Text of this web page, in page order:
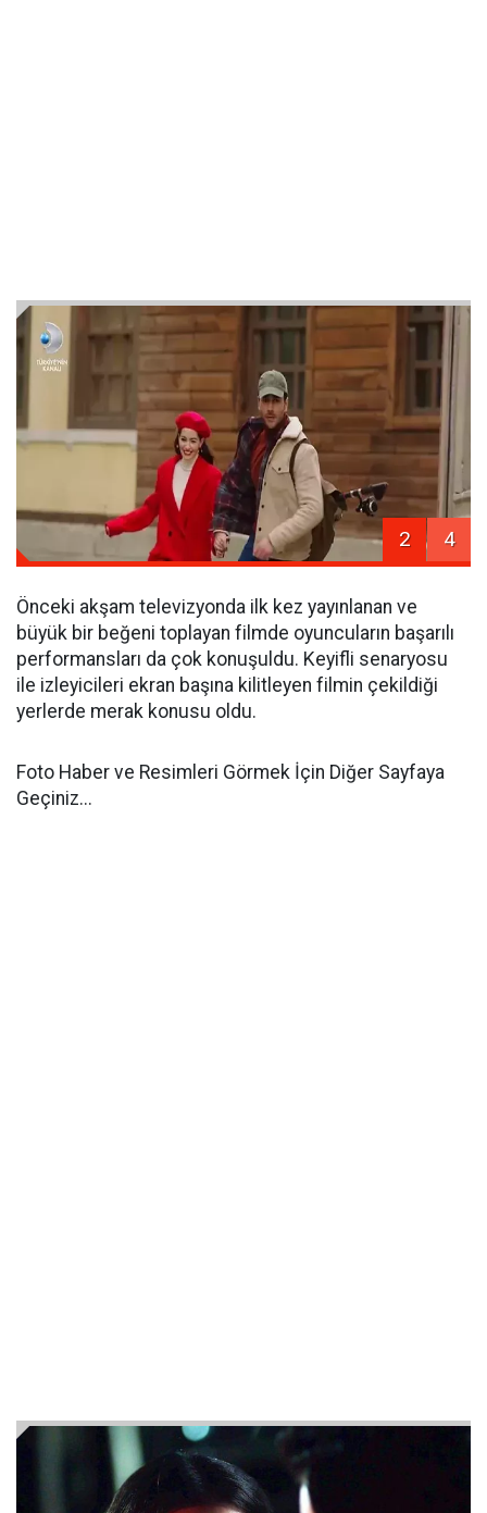
2 4
Önceki akşam televizyonda ilk kez yayınlanan ve
büyük bir beğeni toplayan filmde oyuncuların başarılı
performansları da çok konuşuldu. Keyifli senaryosu
ile izleyicileri ekran başına kilitleyen filmin çekildiği
yerlerde merak konusu oldu.
Foto Haber ve Resimleri Görmek İçin Diğer Sayfaya
Geçiniz...